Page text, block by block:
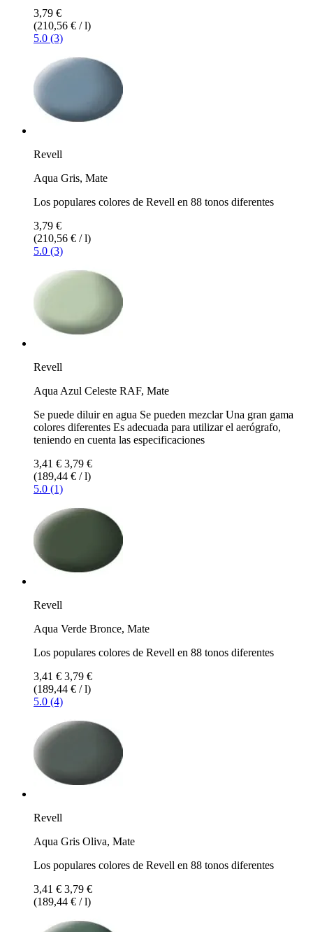
3,79 €
(210,56 € / l)
5.0 (3)
Revell
Aqua Gris, Mate
Los populares colores de Revell en 88 tonos diferentes
3,79 €
(210,56 € / l)
5.0 (3)
Revell
Aqua Azul Celeste RAF, Mate
Se puede diluir en agua Se pueden mezclar Una gran gama
colores diferentes Es adecuada para utilizar el aerógrafo,
teniendo en cuenta las especificaciones
3,41 € 3,79 €
(189,44 € / l)
5.0 (1)
Revell
Aqua Verde Bronce, Mate
Los populares colores de Revell en 88 tonos diferentes
3,41 € 3,79 €
(189,44 € / l)
5.0 (4)
Revell
Aqua Gris Oliva, Mate
Los populares colores de Revell en 88 tonos diferentes
3,41 € 3,79 €
(189,44 € / l)